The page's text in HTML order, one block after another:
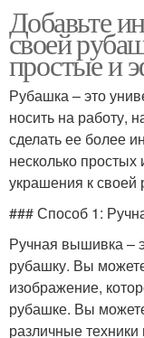
Добавьте
своей
простые и
Рубашка – это
носить на работу,
сделать ее более
несколько
украшения к своей
### Способ 1:
Ручная вышивка –
рубашку. Вы
изображение,
рубашке. Вы
различные